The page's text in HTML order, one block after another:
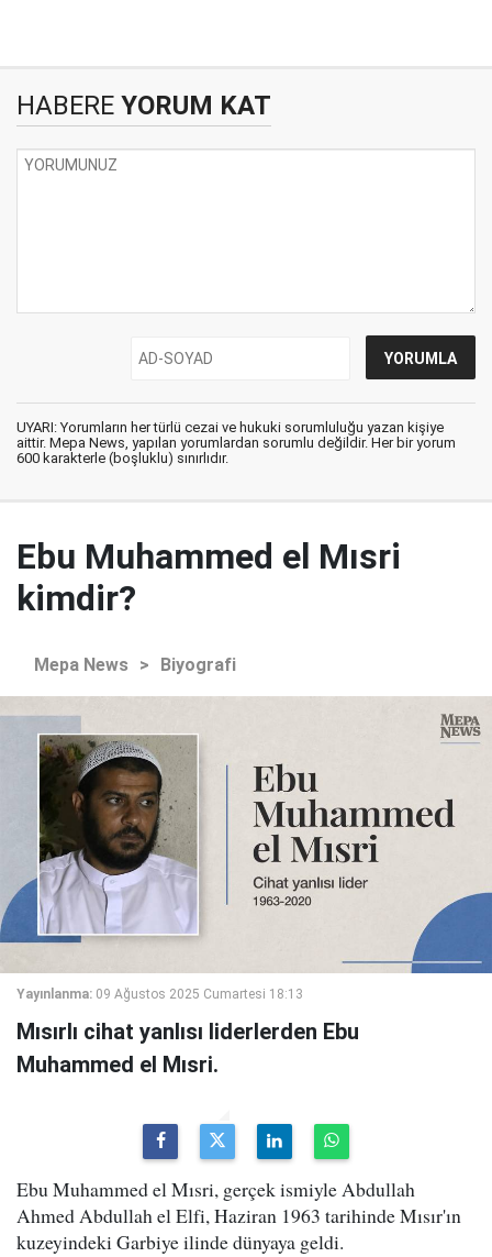
HABERE YORUM KAT
UYARI: Yorumların her türlü cezai ve hukuki sorumluluğu yazan kişiye
aittir. Mepa News, yapılan yorumlardan sorumlu değildir. Her bir yorum
600 karakterle (boşluklu) sınırlıdır.
Ebu Muhammed el Mısri
kimdir?
Mepa News > Biyografi
Yayınlanma: 09 Ağustos 2025 Cumartesi 18:13
Mısırlı cihat yanlısı liderlerden Ebu
Muhammed el Mısri.
Ebu Muhammed el Mısri, gerçek ismiyle Abdullah
Ahmed Abdullah el Elfi, Haziran 1963 tarihinde Mısır'ın
kuzeyindeki Garbiye ilinde dünyaya geldi.